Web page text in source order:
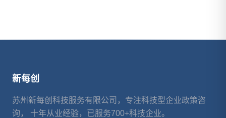
新每创
苏州新每创科技服务有限公司，专注科技型企业政策咨
询， 十年从业经验，已服务700+科技企业。